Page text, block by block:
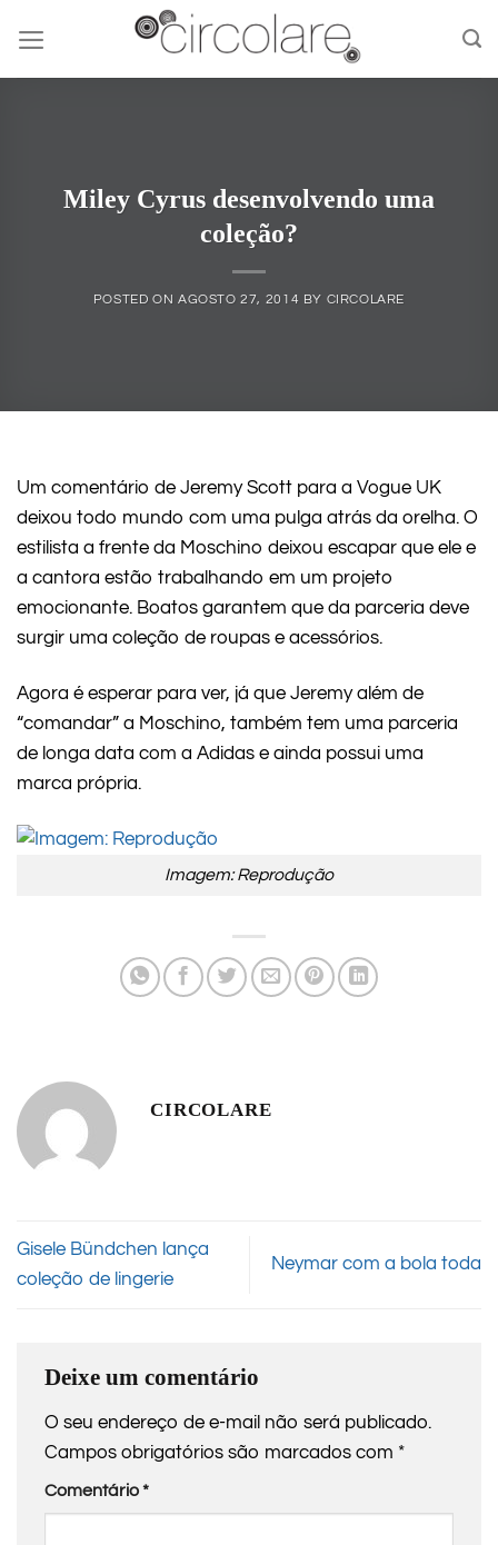
content
Miley Cyrus desenvolvendo uma
coleção?
POSTED ON AGOSTO 27, 2014 BY CIRCOLARE
Um comentário de Jeremy Scott para a Vogue UK
deixou todo mundo com uma pulga atrás da orelha. O
estilista a frente da Moschino deixou escapar que ele e
a cantora estão trabalhando em um projeto
emocionante. Boatos garantem que da parceria deve
surgir uma coleção de roupas e acessórios.
Agora é esperar para ver, já que Jeremy além de
“comandar” a Moschino, também tem uma parceria
de longa data com a Adidas e ainda possui uma
marca própria.
Imagem: Reprodução
CIRCOLARE
Gisele Bündchen lança
coleção de lingerie
Neymar com a bola toda
Deixe um comentário
O seu endereço de e-mail não será publicado.
Campos obrigatórios são marcados com *
Comentário*